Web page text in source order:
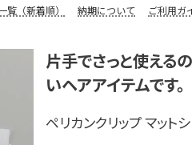
覧（新着順） 納期について ご利用ガ
片手でさっと使える
いヘアアイテムです。
ペリカンクリップ マット